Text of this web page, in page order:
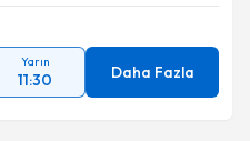
Yarın
11:30 Daha Fazla